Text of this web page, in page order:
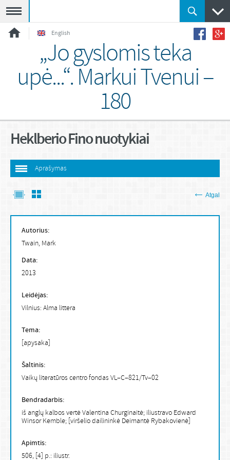
English
„Jo gyslomis teka
upė...“. Markui Tvenui –
180
Heklberio Fino nuotykiai
Aprašymas
Atgal
Autorius:
Twain, Mark
Data:
2013
Leidėjas:
Vilnius: Alma littera
Tema:
[apysaka]
Šaltinis:
Vaikų literatūros centro fondas VL–C–821/Tv–02
Bendradarbis:
iš anglų kalbos vertė Valentina Churginaitė; iliustravo Edward
Winsor Kemble; [viršelio dailininkė Deimantė Rybakovienė]
Apimtis:
506, [4] p.: iliustr.